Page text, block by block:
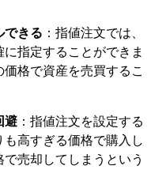
できる ：指値注文では、
指定することができま
格で資産を売買するこ
避 ：指値注文を設定する
高すぎる価格で購入し
売却してしまうという